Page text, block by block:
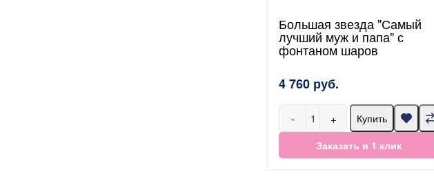
Большая звезда "Самый
лучший муж и папа" с
фонтаном шаров
4 760 руб.
- +
Купить
Заказать в 1 клик